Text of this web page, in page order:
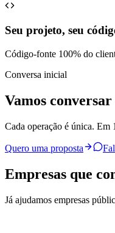
Seu projeto, seu
Código-fonte 100% do
Conversa inicial
Vamos
Cada operação é única. Em
Quero uma proposta
Empresas que
Já ajudamos empresas